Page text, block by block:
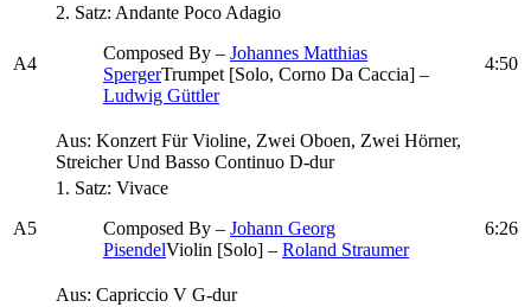
A4
2. Satz: Andante Poco Adagio
Composed By – Johannes Matthias
SpergerTrumpet [Solo, Corno Da Caccia] –
Ludwig Güttler
4:50
Aus: Konzert Für Violine, Zwei Oboen, Zwei Hörner,
Streicher Und Basso Continuo D-dur
A5
1. Satz: Vivace
Composed By – Johann Georg
PisendelViolin [Solo] – Roland Straumer
6:26
Aus: Capriccio V G-dur